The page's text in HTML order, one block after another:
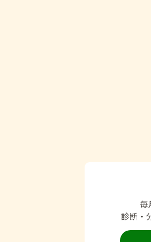
毎
診断・